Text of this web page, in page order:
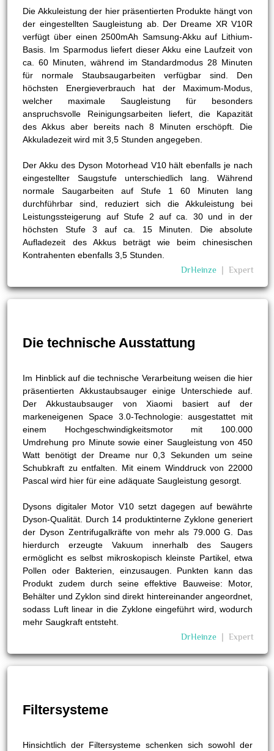
Die Akkuleistung der hier präsentierten Produkte hängt von
der eingestellten Saugleistung ab. Der Dreame XR V10R
verfügt über einen 2500mAh Samsung-Akku auf Lithium-
Basis. Im Sparmodus liefert dieser Akku eine Laufzeit von
ca. 60 Minuten, während im Standardmodus 28 Minuten
für normale Staubsaugarbeiten verfügbar sind. Den
höchsten Energieverbrauch hat der Maximum-Modus,
welcher maximale Saugleistung für besonders
anspruchsvolle Reinigungsarbeiten liefert, die Kapazität
des Akkus aber bereits nach 8 Minuten erschöpft. Die
Akkuladezeit wird mit 3,5 Stunden angegeben.
Der Akku des Dyson Motorhead V10 hält ebenfalls je nach
eingestellter Saugstufe unterschiedlich lang. Während
normale Saugarbeiten auf Stufe 1 60 Minuten lang
durchführbar sind, reduziert sich die Akkuleistung bei
Leistungssteigerung auf Stufe 2 auf ca. 30 und in der
höchsten Stufe 3 auf ca. 15 Minuten. Die absolute
Aufladezeit des Akkus beträgt wie beim chinesischen
Kontrahenten ebenfalls 3,5 Stunden.
DrHeinze
Expert
Die technische Ausstattung
Im Hinblick auf die technische Verarbeitung weisen die hier
präsentierten Akkustaubsauger einige Unterschiede auf.
Der Akkustaubsauger von Xiaomi basiert auf der
markeneigenen Space 3.0-Technologie: ausgestattet mit
einem Hochgeschwindigkeitsmotor mit 100.000
Umdrehung pro Minute sowie einer Saugleistung von 450
Watt benötigt der Dreame nur 0,3 Sekunden um seine
Schubkraft zu entfalten. Mit einem Winddruck von 22000
Pascal wird hier für eine adäquate Saugleistung gesorgt.
Dysons digitaler Motor V10 setzt dagegen auf bewährte
Dyson-Qualität. Durch 14 produktinterne Zyklone generiert
der Dyson Zentrifugalkräfte von mehr als 79.000 G. Das
hierdurch erzeugte Vakuum innerhalb des Saugers
ermöglicht es selbst mikroskopisch kleinste Partikel, etwa
Pollen oder Bakterien, einzusaugen. Punkten kann das
Produkt zudem durch seine effektive Bauweise: Motor,
Behälter und Zyklon sind direkt hintereinander angeordnet,
sodass Luft linear in die Zyklone eingeführt wird, wodurch
mehr Saugkraft entsteht.
DrHeinze
Expert
Filtersysteme
Hinsichtlich der Filtersysteme schenken sich sowohl der